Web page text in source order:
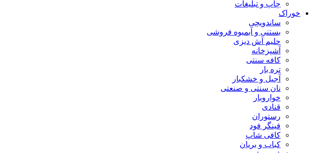
چاپ و تبلیغات
خوراک
ساندویچی
بستنی و آبمیوه فروشی
حلیم آش دیزی
آشپزخانه
کافه سنتی
تره بار
آجیل و خشکبار
نان سنتی و صنعتی
خواروبار
قنادی
رستوران
فینگر فود
کافی شاپ
کباب و بریان